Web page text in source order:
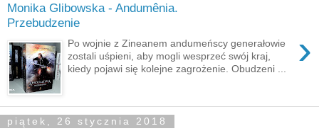
Monika Glibowska - Andumênia.
Przebudzenie
›
Po wojnie z Zineanem andumeńscy generałowie
zostali uśpieni, aby mogli wesprzeć swój kraj,
kiedy pojawi się kolejne zagrożenie. Obudzeni ...
piątek, 26 stycznia 2018